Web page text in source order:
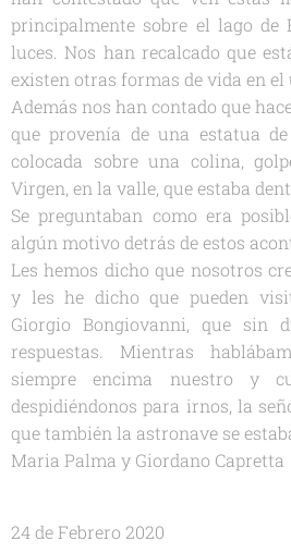
principalmente sobre el lago de
luces. Nos han recalcado que
existen otras formas de vida en el
Además nos han contado que
que provenía de una estatua
colocada sobre una colina,
Virgen, en la valle, que estaba
Se preguntaban como era
algún motivo detrás de estos
Les hemos dicho que nosotros
y les he dicho que pueden
Giorgio Bongiovanni, que sin
respuestas. Mientras
siempre encima nuestro y
despidiéndonos para irnos, la
que también la astronave se
Maria Palma y Giordano Capretta
24 de Febrero 2020